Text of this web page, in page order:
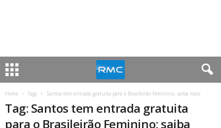
Home Tags Santos tem entrada gratuita para o Brasileirão Feminino; saiba mais
Tag: Santos tem entrada gratuita
para o Brasileirão Feminino; saiba